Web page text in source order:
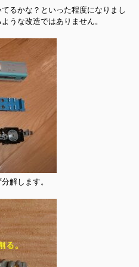
るかな？といった程度になりまし
うな改造ではありません。
解します。